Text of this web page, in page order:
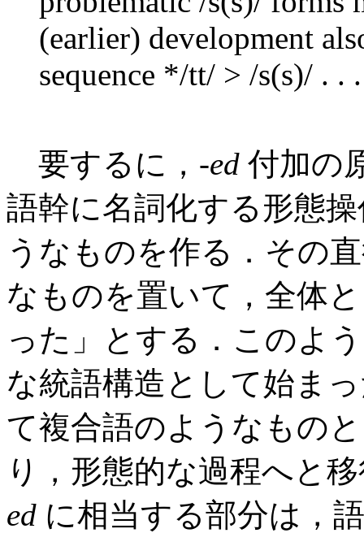
(earlier) development
sequence */tt/ > /s(s)/ . .
要するに，-ed 付加の
語幹に名詞化する形態
うなものを作る．その
なものを置いて，全体
った」とする．このよ
な統語構造として始ま
て複合語のようなもの
り，形態的な過程へと
ed に相当する部分は，